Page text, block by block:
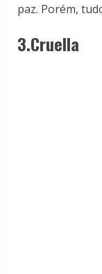
paz. Porém,
3.Cruella